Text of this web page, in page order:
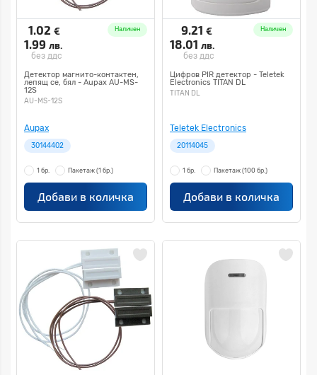
1.02 €
1.99 лв.
без ддс
Наличен
Детектор магнито-контактен,
лепящ се, бял - Aupax AU-MS-
12S
AU-MS-12S
Aupax
30144402
1 бр. Пакетаж (1 бр.)
Добави в количка
9.21 €
18.01 лв.
без ддс
Наличен
Цифров PIR детектор - Teletek
Electronics TITAN DL
TITAN DL
Teletek Electronics
20114045
1 бр. Пакетаж (100 бр.)
Добави в количка